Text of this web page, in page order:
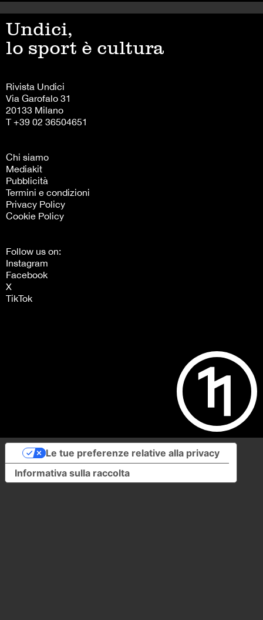
Undici,
lo sport è cultura
Rivista Undici
Via Garofalo 31
20133 Milano
T +39 02 36504651
Chi siamo
Mediakit
Pubblicità
Termini e condizioni
Privacy Policy
Cookie Policy
Follow us on:
Instagram
Facebook
X
TikTok
Informativa sulla raccolta
Le tue preferenze relative alla privacy